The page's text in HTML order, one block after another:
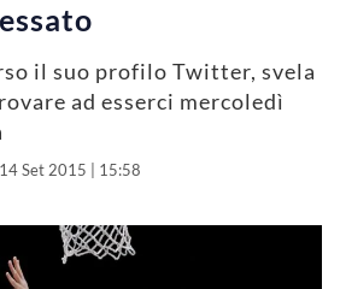
il suo profilo Twitter, svela
ad esserci mercoledì
14 Set 2015 | 15:58